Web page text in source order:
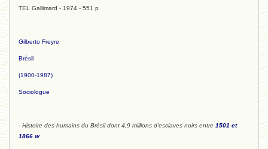
TEL Gallimard - 1974 - 551 p
Gilberto Freyre
Brésil
(1900-1987)
Sociologue
- Histoire des humains du Brésil dont 4,9 millions d'esclaves noirs entre 1501 et
1866 w